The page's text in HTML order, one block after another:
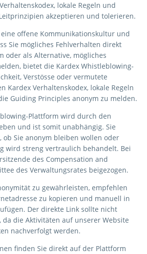
Verhaltenskodex, lokale Regeln und
akzeptieren und tolerieren.
offene Kommunikationskultur und
Sie mögliches Fehlverhalten direkt
oder als Alternative, mögliches
bietet die Kardex Whistleblowing-
Verstösse oder vermutete
Kardex Verhaltenskodex, lokale Regeln
Guiding Principles anonym zu melden.
-Plattform wird durch den
und ist somit unabhängig. Sie
ob Sie anonym bleiben wollen oder
wird streng vertraulich behandelt. Bei
des Compensation and
des Verwaltungsrates beigezogen.
zu gewährleisten, empfehlen
zu kopieren und manuell in
Der direkte Link sollte nicht
da die Aktivitäten auf unserer Website
nachverfolgt werden.
finden Sie direkt auf der Plattform